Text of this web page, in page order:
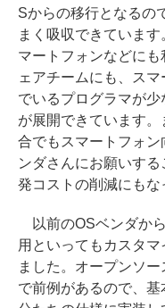
Sからの移行となるの
まく吸収できていま
マートフォンなどに
ェアチームにも、ス
でいるプログラマが
が展開できています
合でもスマートフォ
ンダさんにお願いす
発コストの削減にもな
以前のOSベンダか
用といってもカスタ
ました。オープンソ
で前例があるので、